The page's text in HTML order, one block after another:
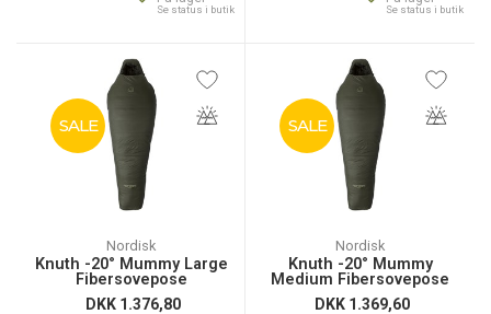
Se status i butik Se status i butik
SALE
Nordisk
Knuth -20° Mummy Large
Fibersovepose
DKK 1.376,80
SALE
Nordisk
Knuth -20° Mummy
Medium Fibersovepose
DKK 1.369,60